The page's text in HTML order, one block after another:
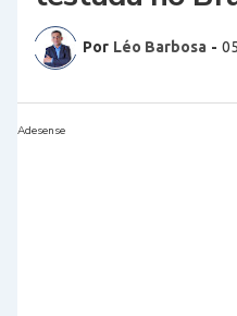
Por Léo Barbosa -
Adesense